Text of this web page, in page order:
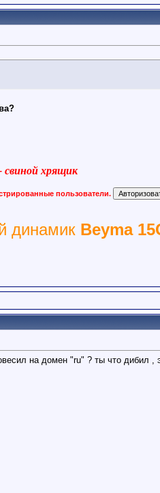
свиной хрящик
пользователи.
динамик Beyma
на домен "ru" ? ты что дибил